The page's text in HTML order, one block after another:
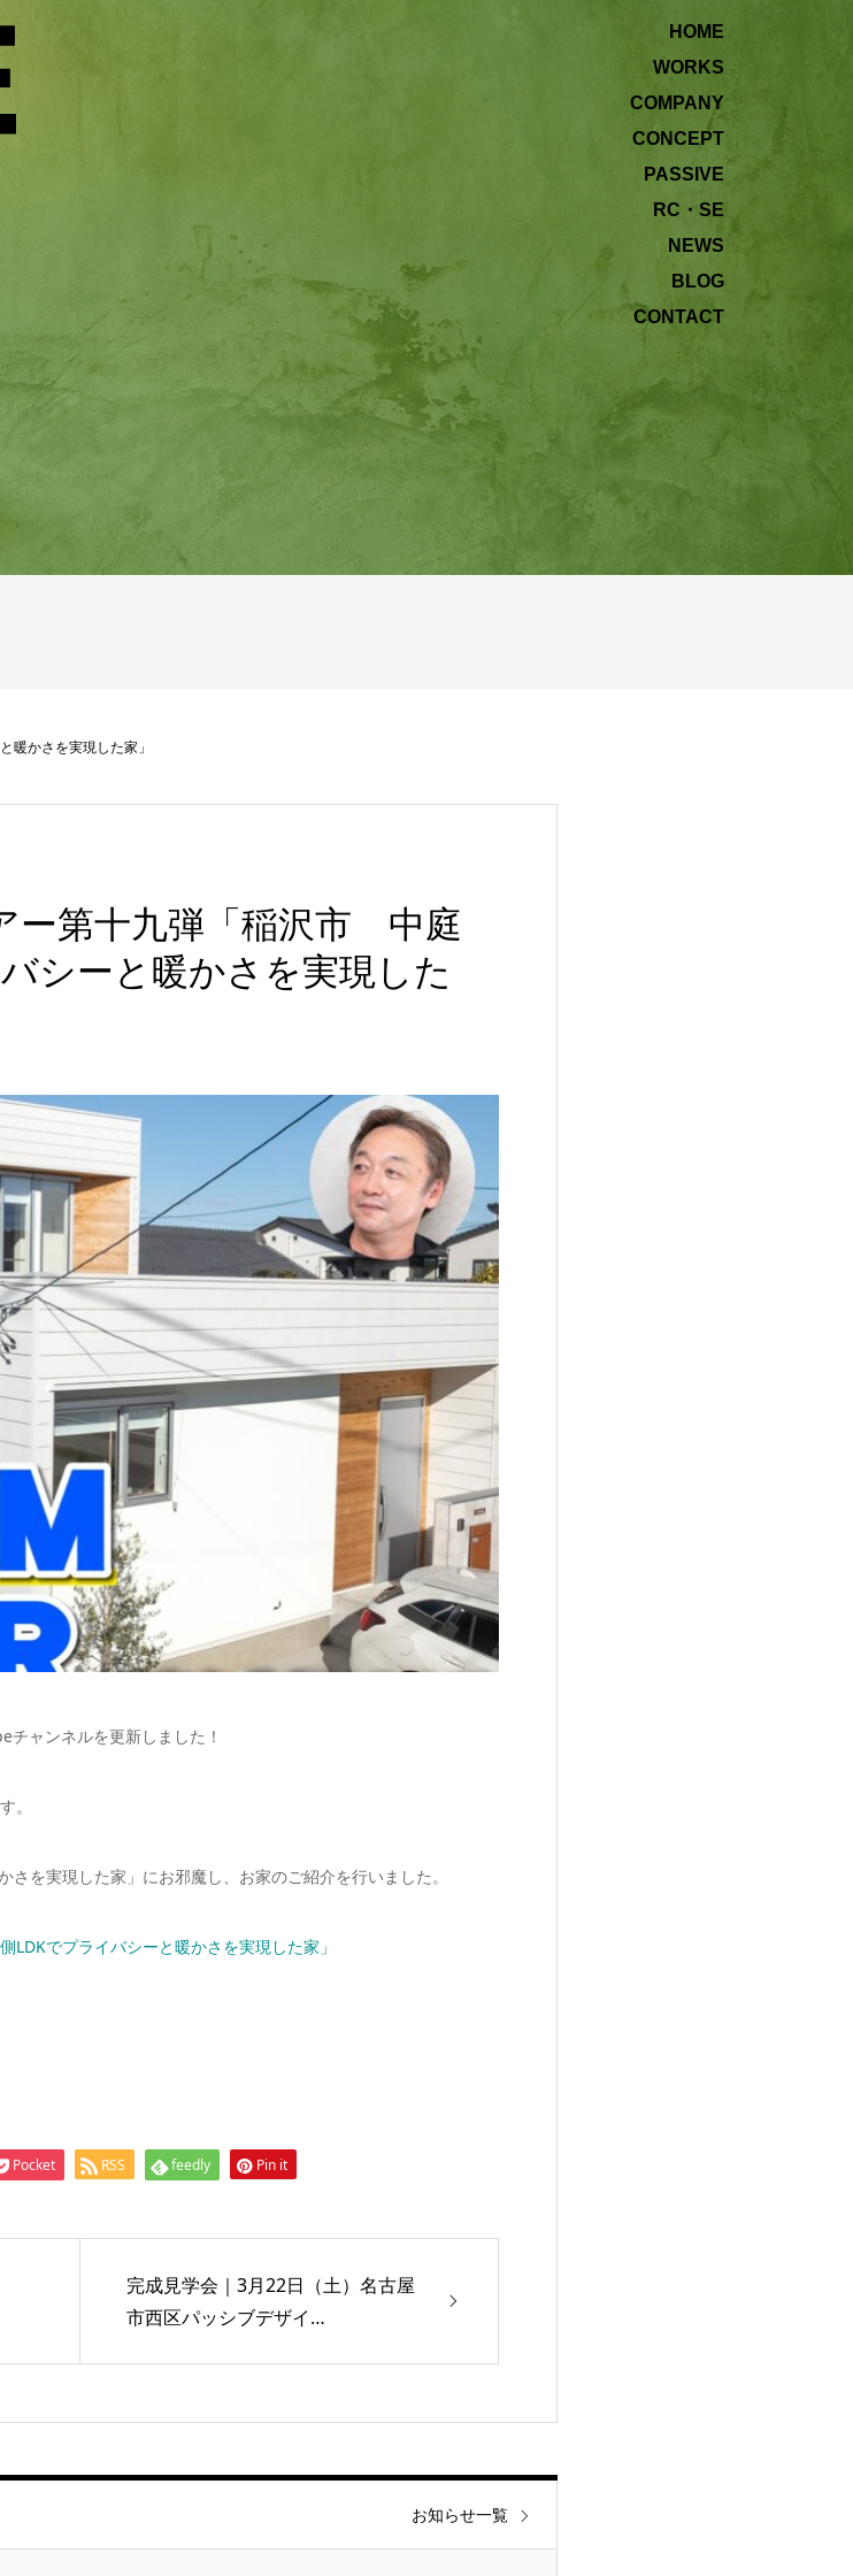
HOME
WORKS
COMPANY
CONCEPT
PASSIVE
RC・SE
NEWS
BLOG
CONTACT
かさを実現した家」
ー第十九弾「稲沢市 中庭
シーと暖かさを実現した
ャンネルを更新しました！
。
を実現した家」にお邪魔し、お家のご紹介を行いました。
でプライバシーと暖かさを実現した家」
Pocket RSS feedly Pin it
完成見学会｜3月22日（土）名古屋
市西区パッシブデザイ…
お知らせ一覧